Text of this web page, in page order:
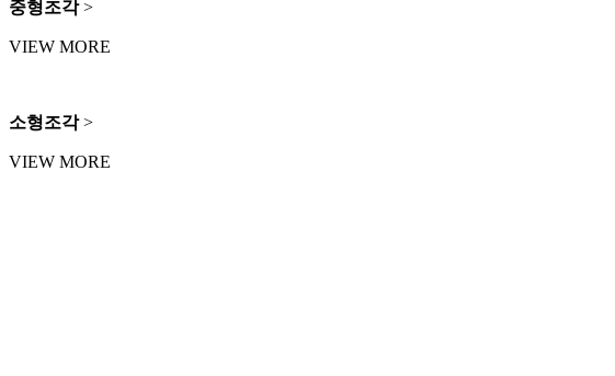
중형조각>
VIEW MORE
소형조각>
VIEW MORE